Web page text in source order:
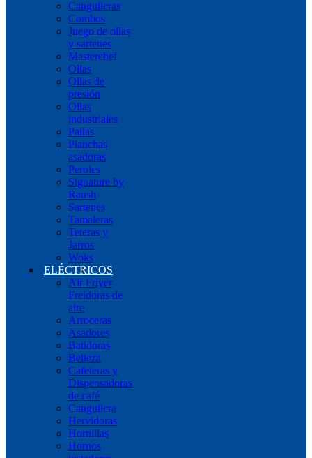
Canguileras
Combos
Juego de ollas
y sartenes
Masterchef
Ollas
Ollas de
presión
Ollas
industriales
Pailas
Planchas
asadoras
Peroles
Signature by
Raush
Sartenes
Tamaleras
Teteras y
Jarros
Woks
ELÉCTRICOS
Air Friyer
Freidoras de
aire
Arroceras
Asadores
Batidoras
Belleza
Cafeteras y
Dispensadoras
de café
Canguilera
Hervidoras
Hornillas
Hornos